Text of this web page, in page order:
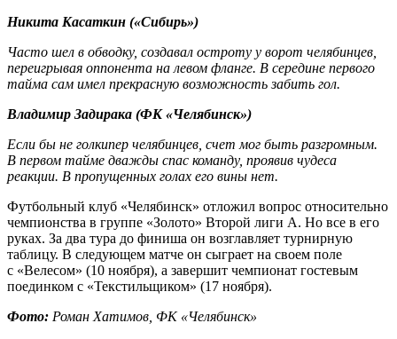
Никита Касаткин («Сибирь»)
Часто шел в обводку, создавал остроту у ворот челябинцев,
переигрывая оппонента на левом фланге. В середине первого
тайма сам имел прекрасную возможность забить гол.
Владимир Задирака (ФК «Челябинск»)
Если бы не голкипер челябинцев, счет мог быть разгромным.
В первом тайме дважды спас команду, проявив чудеса
реакции. В пропущенных голах его вины нет.
Футбольный клуб «Челябинск» отложил вопрос относительно
чемпионства в группе «Золото» Второй лиги А. Но все в его
руках. За два тура до финиша он возглавляет турнирную
таблицу. В следующем матче он сыграет на своем поле
с «Велесом» (10 ноября), а завершит чемпионат гостевым
поединком с «Текстильщиком» (17 ноября).
Фото: Роман Хатимов, ФК «Челябинск»